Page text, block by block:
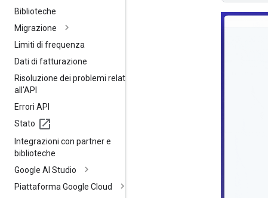
Biblioteche
Migrazione
Limiti di frequenza
Dati di fatturazione
Risoluzione dei problemi relativi
all'API
Errori API
Stato
Integrazioni con partner e
biblioteche
Google AI Studio
Piattaforma Google Cloud